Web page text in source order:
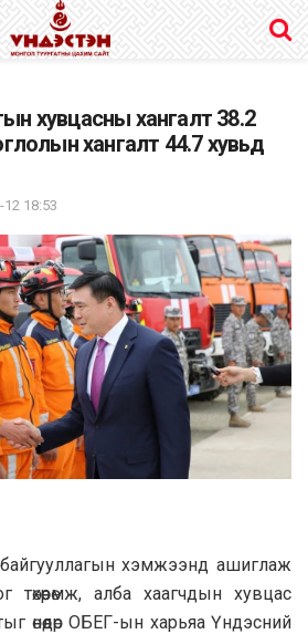
хувцасны хангалт 38.2
хангалт 44.7 хувьд
18:53
хэмжээнд ашиглаж
төхөөрөмж, алба хаагчдын хувцас
өнөөдөр ОБЕГ-ын харьяа Үндэсний